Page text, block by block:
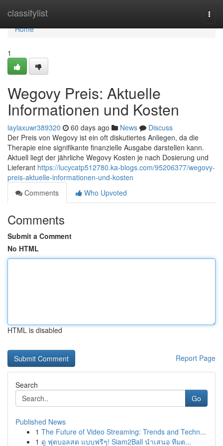
classifylist
Home
Home
1
Wegovy Preis: Aktuelle
Informationen und Kosten
laylaxuwr389320 60 days ago News
Discuss
Der Preis von Wegovy ist ein oft diskutiertes Anliegen, da die
Therapie eine signifikante finanzielle Ausgabe darstellen kann.
Aktuell liegt der jährliche Wegovy Kosten je nach Dosierung und
Lieferant https://lucycatp512780.ka-blogs.com/95206377/wegovy-
preis-aktuelle-informationen-und-kosten
Comments
Who Upvoted
Comments
Submit a Comment
No HTML
HTML is disabled
Report Page
Search
Go
Published News
1 The Future of Video Streaming: Trends and Techn...
1 ดู ฟุตบอลสด แบบฟรีๆ! Siam2Ball นำเสนอ ทีมต...